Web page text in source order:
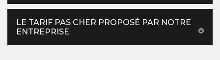
LE TARIF PAS CHER PROPOSÉ PAR NOTRE
ENTREPRISE